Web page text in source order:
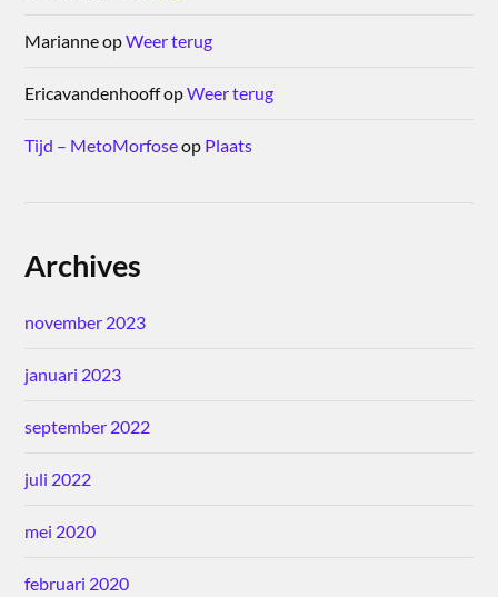
MarianneopWeer terug
EricavandenhooffopWeer terug
Tijd – MetoMorfoseop Plaats
Archives
november 2023
januari 2023
september 2022
juli 2022
mei 2020
februari 2020